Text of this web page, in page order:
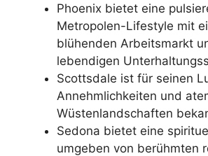
Phoenix bietet eine
Metropolen-Lifestyle mit
blühenden Arbeitsmarkt
lebendigen
Scottsdale ist für seinen
Annehmlichkeiten und
Wüstenlandschaften
Sedona bietet eine
umgeben von berühmten